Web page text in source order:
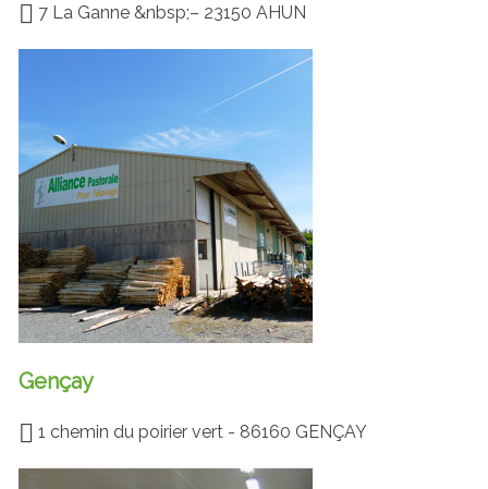
7 La Ganne &nbsp;– 23150 AHUN
Gençay
1 chemin du poirier vert - 86160 GENÇAY